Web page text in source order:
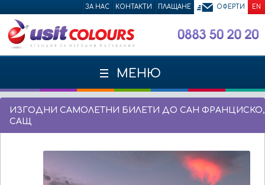
ЗА НАС КОНТАКТИ ПЛАЩАНЕ ОФЕРТИ EN
МЕНЮ
ИЗГОДНИ САМОЛЕТНИ БИЛЕТИ ДО САН ФРАНЦИСКО,
САЩ